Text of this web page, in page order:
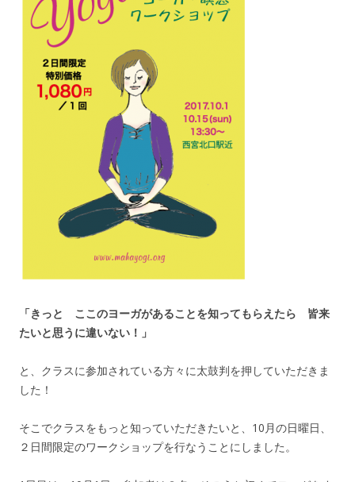
「きっと ここのヨーガがあることを知ってもらえたら 皆来
たいと思うに違いない！」
と、クラスに参加されている方々に太鼓判を押していただきま
した！
そこでクラスをもっと知っていただきたいと、10月の日曜日、
２日間限定のワークショップを行なうことにしました。